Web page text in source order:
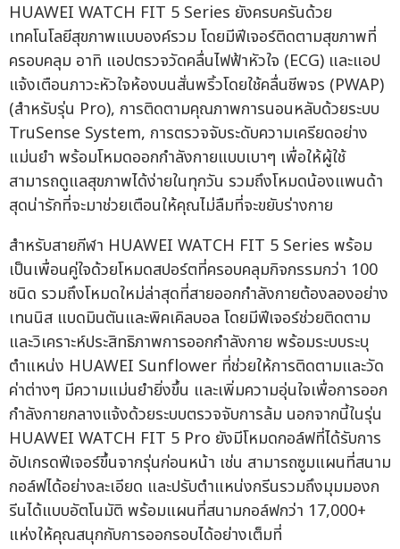
HUAWEI WATCH FIT 5 Series ยังครบครันด้วย
เทคโนโลยีสุขภาพแบบองค์รวม โดยมีฟีเจอร์ติดตามสุขภาพที่
ครอบคลุม อาทิ แอปตรวจวัดคลื่นไฟฟ้าหัวใจ (ECG) และแอป
แจ้งเตือนภาวะหัวใจห้องบนสั่นพริ้วโดยใช้คลื่นชีพจร (PWAP)
(สำหรับรุ่น Pro), การติดตามคุณภาพการนอนหลับด้วยระบบ
TruSense System, การตรวจจับระดับความเครียดอย่าง
แม่นยำ พร้อมโหมดออกกำลังกายแบบเบาๆ เพื่อให้ผู้ใช้
สามารถดูแลสุขภาพได้ง่ายในทุกวัน รวมถึงโหมดน้องแพนด้า
สุดน่ารักที่จะมาช่วยเตือนให้คุณไม่ลืมที่จะขยับร่างกาย
สำหรับสายกีฬา HUAWEI WATCH FIT 5 Series พร้อม
เป็นเพื่อนคู่ใจด้วยโหมดสปอร์ตที่ครอบคลุมกิจกรรมกว่า 100
ชนิด รวมถึงโหมดใหม่ล่าสุดที่สายออกกำลังกายต้องลองอย่าง
เทนนิส แบดมินตันและพิคเคิลบอล โดยมีฟีเจอร์ช่วยติดตาม
และวิเคราะห์ประสิทธิภาพการออกกำลังกาย พร้อมระบบระบุ
ตำแหน่ง HUAWEI Sunflower ที่ช่วยให้การติดตามและวัด
ค่าต่างๆ มีความแม่นยำยิ่งขึ้น และเพิ่มความอุ่นใจเพื่อการออก
กำลังกายกลางแจ้งด้วยระบบตรวจจับการล้ม นอกจากนี้ในรุ่น
HUAWEI WATCH FIT 5 Pro ยังมีโหมดกอล์ฟที่ได้รับการ
อัปเกรดฟีเจอร์ขึ้นจากรุ่นก่อนหน้า เช่น สามารถซูมแผนที่สนาม
กอล์ฟได้อย่างละเอียด และปรับตำแหน่งกรีนรวมถึงมุมมองก
รีนได้แบบอัตโนมัติ พร้อมแผนที่สนามกอล์ฟกว่า 17,000+
แห่งให้คุณสนุกกับการออกรอบได้อย่างเต็มที่